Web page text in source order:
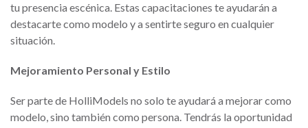
tu presencia escénica. Estas capacitaciones te ayudarán a
destacarte como modelo y a sentirte seguro en cualquier
situación.
Mejoramiento Personal y Estilo
Ser parte de HolliModels no solo te ayudará a mejorar como
modelo, sino también como persona. Tendrás la oportunidad